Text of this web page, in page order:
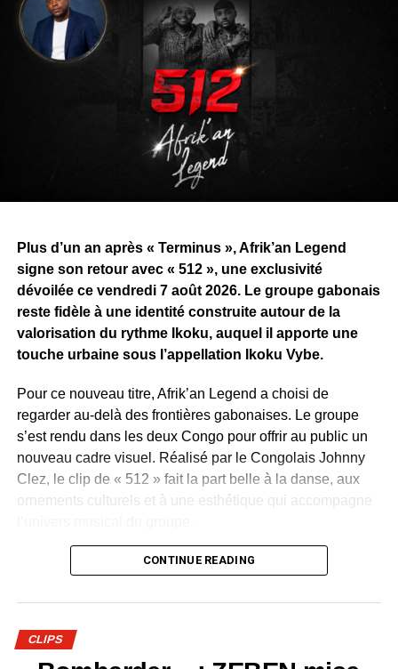
Plus d’un an après « Terminus », Afrik’an Legend
signe son retour avec « 512 », une exclusivité
dévoilée ce vendredi 7 août 2026. Le groupe gabonais
reste fidèle à une identité construite autour de la
valorisation du rythme Ikoku, auquel il apporte une
touche urbaine sous l’appellation Ikoku Vybe.
Pour ce nouveau titre, Afrik’an Legend a choisi de
regarder au-delà des frontières gabonaises. Le groupe
s’est rendu dans les deux Congo pour offrir au public un
nouveau cadre visuel. Réalisé par le Congolais Johnny
Clez, le clip de « 512 » fait la part belle à la danse, aux
ornements culturels et à une esthétique qui accompagne
Ce déplacement traduit aussi une ambition déjà affichée
la musique d’Afrik’an Legend et lui donner une résonance
Devenu l’un des classiques du groupe, « C’est comment
CONTINUE READING
CLIPS